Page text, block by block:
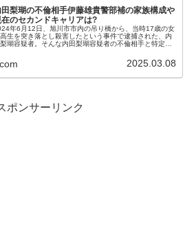
田梨瑚の不倫相手伊藤雄貴警部補の家族構成や
在のセカンドキャリアは?
年6月12日、旭川市市内の吊り橋から、当時17歳の女
生を突き落とし殺害したという事件で逮捕された、内
瑚容疑者。そんな内田梨瑚容疑者の不倫相手と特定さ
2025.03.08
ポンサーリンク